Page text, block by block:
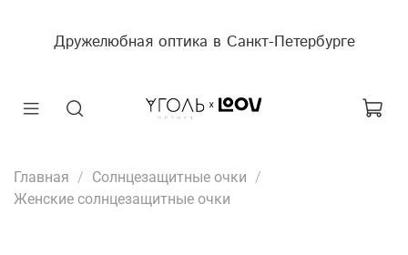
Дружелюбная оптика в Санкт-Петербурге
Главная
Солнцезащитные очки
Женские солнцезащитные очки